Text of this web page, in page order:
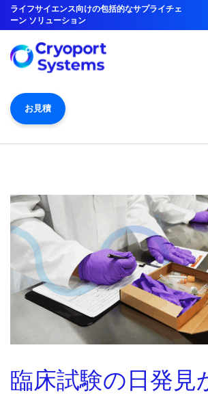
ライフサイエンス向けの包括的なサプライチェ
ーン ソリューション
お見積
臨床試験の日発見